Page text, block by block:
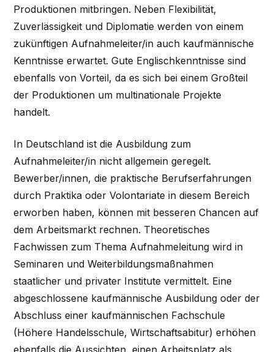
Produktionen mitbringen. Neben Flexibilität,
Zuverlässigkeit und Diplomatie werden von einem
zukünftigen Aufnahmeleiter/in auch kaufmännische
Kenntnisse erwartet. Gute Englischkenntnisse sind
ebenfalls von Vorteil, da es sich bei einem Großteil
der Produktionen um multinationale Projekte
handelt.
In Deutschland ist die Ausbildung zum
Aufnahmeleiter/in nicht allgemein geregelt.
Bewerber/innen, die praktische Berufserfahrungen
durch Praktika oder Volontariate in diesem Bereich
erworben haben, können mit besseren Chancen auf
dem Arbeitsmarkt rechnen. Theoretisches
Fachwissen zum Thema Aufnahmeleitung wird in
Seminaren und Weiterbildungsmaßnahmen
staatlicher und privater Institute vermittelt. Eine
abgeschlossene kaufmännische Ausbildung oder der
Abschluss einer kaufmännischen Fachschule
(Höhere Handelsschule, Wirtschaftsabitur) erhöhen
ebenfalls die Aussichten, einen Arbeitsplatz als